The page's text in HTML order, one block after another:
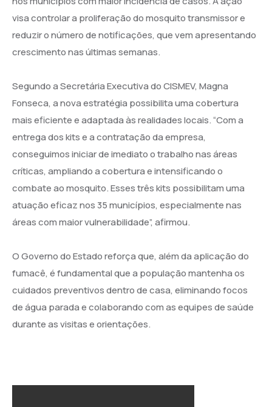
visa controlar a proliferação do mosquito transmissor e
reduzir o número de notificações, que vem apresentando
crescimento nas últimas semanas.
Segundo a Secretária Executiva do CISMEV, Magna
Fonseca, a nova estratégia possibilita uma cobertura
mais eficiente e adaptada às realidades locais. “Com a
entrega dos kits e a contratação da empresa,
conseguimos iniciar de imediato o trabalho nas áreas
críticas, ampliando a cobertura e intensificando o
combate ao mosquito. Esses três kits possibilitam uma
atuação eficaz nos 35 municípios, especialmente nas
áreas com maior vulnerabilidade”, afirmou.
O Governo do Estado reforça que, além da aplicação do
fumacê, é fundamental que a população mantenha os
cuidados preventivos dentro de casa, eliminando focos
de água parada e colaborando com as equipes de saúde
durante as visitas e orientações.